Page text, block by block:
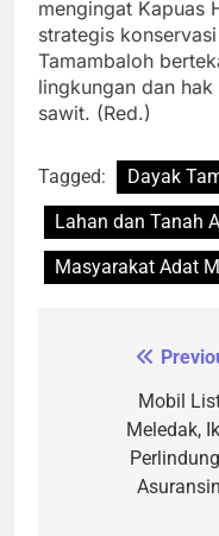
mengingat Kapuas
strategis
Tamambaloh
lingkungan dan
sawit. (Red.)
Tagged:
Dayak
Lahan dan Tanah
Masyarakat Adat
Navigasi
Mobil
Meledak,